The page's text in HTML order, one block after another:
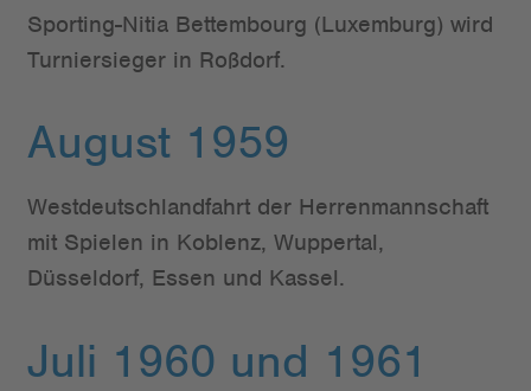
Sporting-Nitia Bettembourg (Luxemburg) wird
Turniersieger in Roßdorf.
August 1959
Westdeutschlandfahrt der Herrenmannschaft
mit Spielen in Koblenz, Wuppertal,
Düsseldorf, Essen und Kassel.
Juli 1960 und 1961